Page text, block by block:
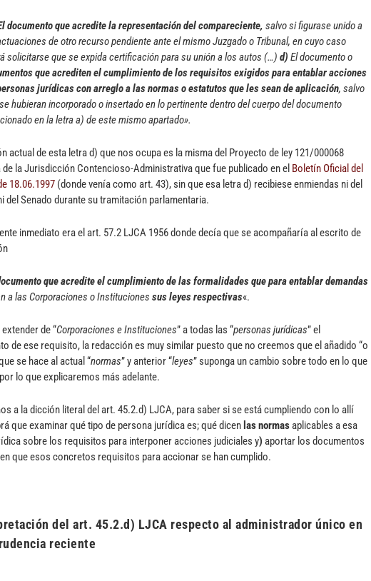
documento que acredite la representación del compareciente, salvo si figurase unido a
de otro recurso pendiente ante el mismo Juzgado o Tribunal, en cuyo caso
solicitarse que se expida certificación para su unión a los autos (…) d) El documento o
que acrediten el cumplimiento de los requisitos exigidos para entablar acciones
jurídicas con arreglo a las normas o estatutos que les sean de aplicación, salvo
hubieran incorporado o insertado en lo pertinente dentro del cuerpo del documento
en la letra a) de este mismo apartado».
actual de esta letra d) que nos ocupa es la misma del Proyecto de ley 121/000068
de la Jurisdicción Contencioso-Administrativa que fue publicado en el Boletín Oficial del
18.06.1997 (donde venía como art. 43), sin que esa letra d) recibiese enmiendas ni del
del Senado durante su tramitación parlamentaria.
inmediato era el art. 57.2 LJCA 1956 donde decía que se acompañaría al escrito de
que acredite el cumplimiento de las formalidades que para entablar demandas
a las Corporaciones o Instituciones sus leyes respectivas«.
de “Corporaciones e Instituciones” a todas las “personas jurídicas” el
de ese requisito, la redacción es muy similar puesto que no creemos que el añadido “o
se hace al actual “normas” y anterior “leyes” suponga un cambio sobre todo en lo que
lo que explicaremos más adelante.
a la dicción literal del art. 45.2.d) LJCA, para saber si se está cumpliendo con lo allí
que examinar qué tipo de persona jurídica es; qué dicen las normasaplicables a esa
sobre los requisitos para interponer acciones judiciales y) aportar los documentos
que esos concretos requisitos para accionar se han cumplido.
del art. 45.2.d) LJCA respecto al administrador único en
reciente